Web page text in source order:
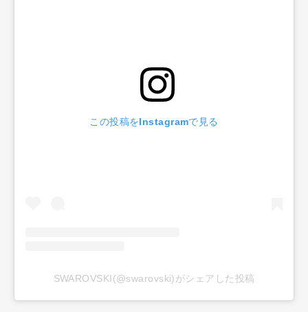
この投稿をInstagramで見る
SWAROVSKI(@swarovski)がシェアした投稿